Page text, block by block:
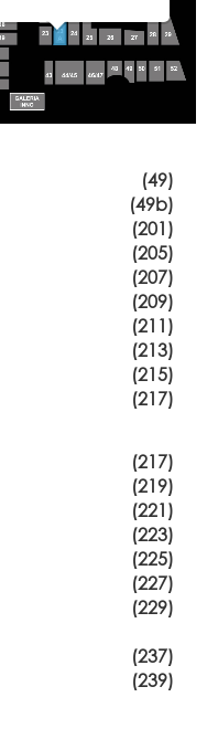
(49)
(49b)
(201)
(205)
(207)
(209)
(211)
(213)
(215)
(217)
(217)
(219)
(221)
(223)
(225)
(227)
(229)
(237)
(239)